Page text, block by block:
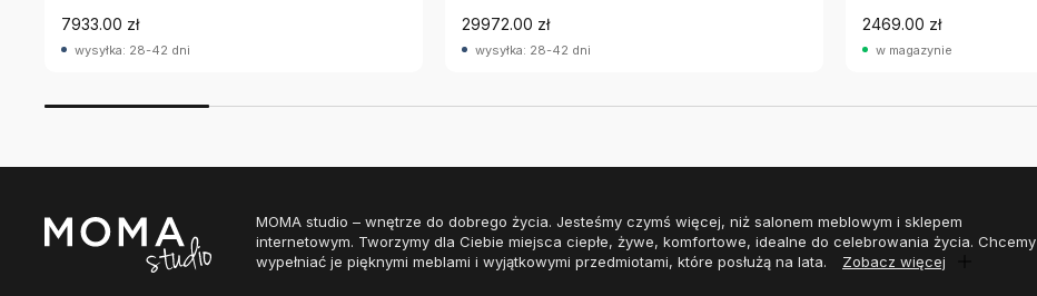
7933.00 zł
wysyłka: 28-42 dni
29972.00 zł
wysyłka: 28-42 dni
2469.00 zł
w magazynie
MOMA studio – wnętrze do dobrego życia. Jesteśmy czymś więcej, niż salonem meblowym i sklepem
internetowym. Tworzymy dla Ciebie miejsca ciepłe, żywe, komfortowe, idealne do celebrowania życia. Chcemy
wypełniać je pięknymi meblami i wyjątkowymi przedmiotami, które posłużą na lata.
Zobacz więcej